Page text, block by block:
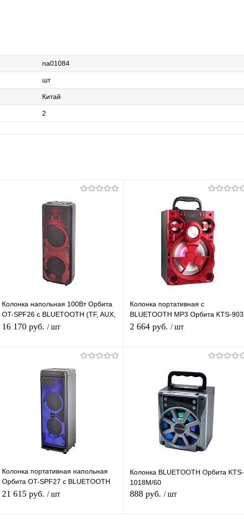
na01084
шт
Китай
2
Колонка напольная 100Вт Орбита
OT-SPF26 с BLUETOOTH (TF, AUX,
USB, FM)
16 170 руб. / шт
Купить в 1 клик
В избранное
Колонка портативная с
BLUETOOTH MP3 Орбита KTS-903
(10W,TF,USB, FM,bluetooth, аккум.
2 664 руб. / шт
Купить в 1 клик К сравнению
В избранное Под заказ
Колонка портативная напольная
Орбита OT-SPF27 с BLUETOOTH
(TF, AUX, USB, FM)
21 615 руб. / шт
Колонка BLUETOOTH Орбита KTS-
1018M/60
888 руб. / шт